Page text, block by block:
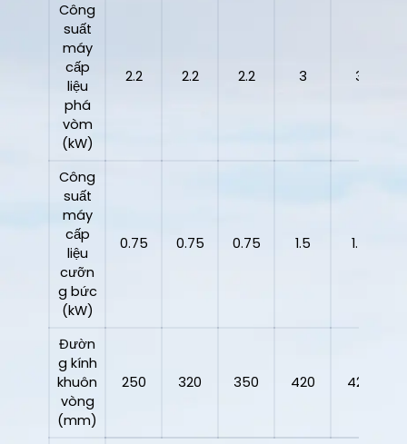
Công
suất
máy
cấp
liệu
phá
vòm
(kW)
2.2 2.2 2.2 3 3
Công
suất
máy
cấp
liệu
cưỡn
g bức
(kW)
0.75 0.75 0.75 1.5 1.5
Đườn
g kính
khuôn
vòng
(mm)
250 320 350 420 420